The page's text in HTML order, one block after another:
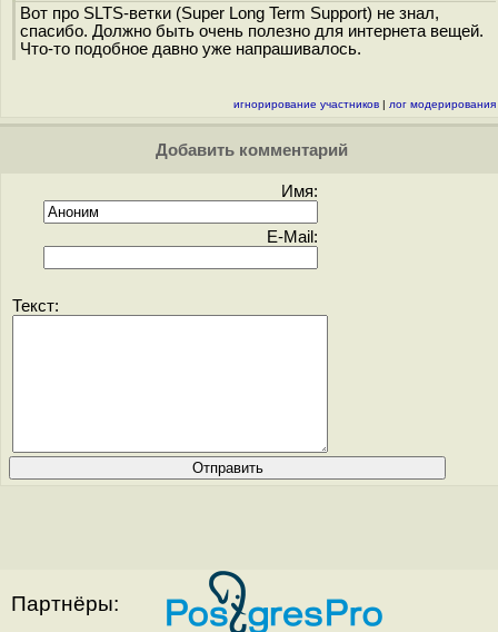
Вот про SLTS-ветки (Super Long Term Support) не знал,
спасибо. Должно быть очень полезно для интернета вещей.
Что-то подобное давно уже напрашивалось.
игнорирование участников | лог модерирования
Добавить комментарий
Имя:
E-Mail:
Текст:
Партнёры: